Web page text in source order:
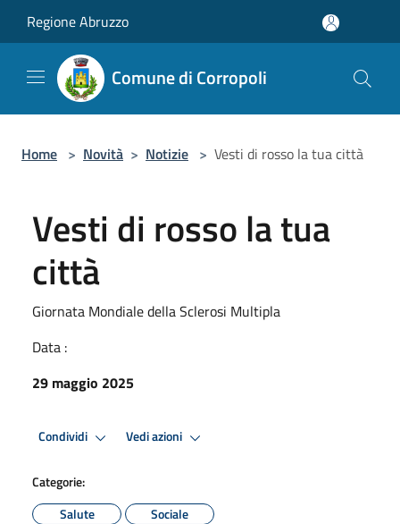
Regione Abruzzo
Comune di Corropoli
Home > Novità > Notizie > Vesti di rosso la tua città
Vesti di rosso la tua
città
Giornata Mondiale della Sclerosi Multipla
Data :
29 maggio 2025
Condividi Vedi azioni
Categorie:
Salute
Sociale